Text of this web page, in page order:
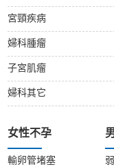
宮頸疾病
婦科腫瘤
子宮肌瘤
婦科其它
女性不孕
輸卵管堵塞